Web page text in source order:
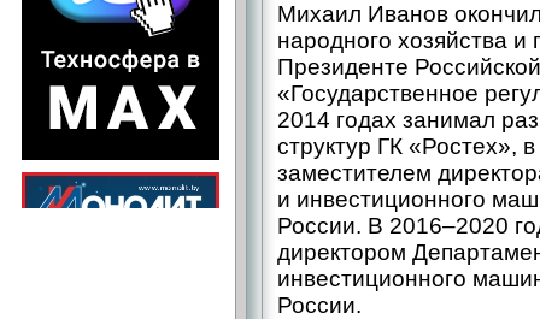
Михаил Иванов
народного хозяйства
Президенте
«Государственное
2014 годах занимал
структур ГК «Ростех»,
заместителем
и инвестиционного
России. В 2016–2020
директором
инвестиционного
России.